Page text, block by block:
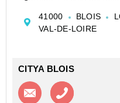
Vous pouvez consulter
41000 BLOIS
VAL-DE-LOIRE
CITYA BLOIS
Contacter l'agence